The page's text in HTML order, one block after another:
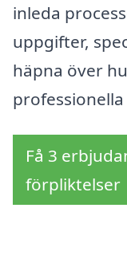
inleda
uppgifter,
häpna över
Få 3
förpliktelser